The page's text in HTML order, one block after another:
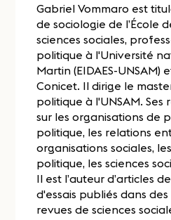
Gabriel Vommaro est
de sociologie de l’École
sciences sociales,
politique à l'Université
Martin (EIDAES-UNSAM)
Conicet. Il dirige le
politique à l'UNSAM.
sur les organisations de
politique, les relations
organisations sociales,
politique, les sciences
Il est l’auteur d’articles
d'essais publiés dans
revues de sciences